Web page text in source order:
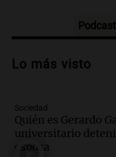
Audio.
controvertidos
Audio.
para modificar
privada en el
Panorama Federal
Podcast
Lo más visto
Sociedad
Quién es Gerardo
universitario
esposa